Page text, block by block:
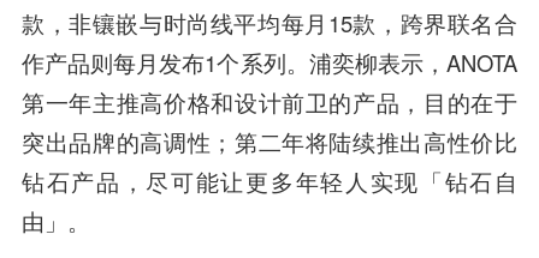
款，非镶嵌与时尚线平均每月15款，跨界联名合
作产品则每月发布1个系列。浦奕柳表示，ANOTA
第一年主推高价格和设计前卫的产品，目的在于
突出品牌的高调性；第二年将陆续推出高性价比
钻石产品，尽可能让更多年轻人实现「钻石自
由」。